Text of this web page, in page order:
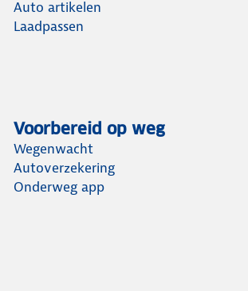
Auto artikelen
Laadpassen
Voorbereid op weg
Wegenwacht
Autoverzekering
Onderweg app